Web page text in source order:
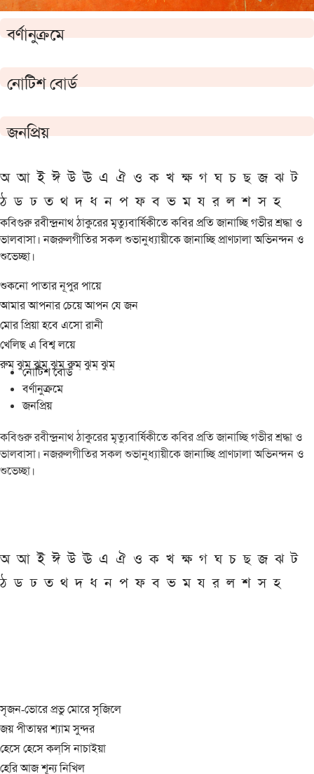
বর্ণানুক্রমে
নোটিশ বোর্ড
জনপ্রিয়
অ আ ই ঈ উ ঊ এ ঐ ও ক খ ক্ষ গ ঘ চ ছ জ ঝ ট
ঠ ড ঢ ত থ দ ধ ন প ফ ব ভ ম য র ল শ স হ
কবিগুরু রবীন্দ্রনাথ ঠাকুরের মৃত্যুবার্ষিকীতে কবির প্রতি জানাচ্ছি গভীর শ্রদ্ধা ও
ভালবাসা। নজরুলগীতির সকল শুভানুধ্যায়ীকে জানাচ্ছি প্রাণঢালা অভিনন্দন ও
শুভেচ্ছা।
শুকনো পাতার নূপুর পায়ে
আমার আপনার চেয়ে আপন যে জন
মোর প্রিয়া হবে এসো রানী
খেলিছ এ বিশ্ব লয়ে
রুম্ ঝুম্ ঝুম্ ঝুম্ রুম্ ঝুম্ ঝুম্
নোটিশ বোর্ড
বর্ণানুক্রমে
জনপ্রিয়
কবিগুরু রবীন্দ্রনাথ ঠাকুরের মৃত্যুবার্ষিকীতে কবির প্রতি জানাচ্ছি গভীর শ্রদ্ধা ও
ভালবাসা। নজরুলগীতির সকল শুভানুধ্যায়ীকে জানাচ্ছি প্রাণঢালা অভিনন্দন ও
শুভেচ্ছা।
অ আ ই ঈ উ ঊ এ ঐ ও ক খ ক্ষ গ ঘ চ ছ জ ঝ ট
ঠ ড ঢ ত থ দ ধ ন প ফ ব ভ ম য র ল শ স হ
সৃজন-ভোরে প্রভু মোরে সৃজিলে
জয় পীতাম্বর শ্যাম সুন্দর
হেসে হেসে কল্‌সি নাচাইয়া
হেরি আজ শূন্য নিখিল